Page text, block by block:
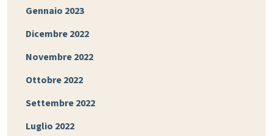
Gennaio 2023
Dicembre 2022
Novembre 2022
Ottobre 2022
Settembre 2022
Luglio 2022